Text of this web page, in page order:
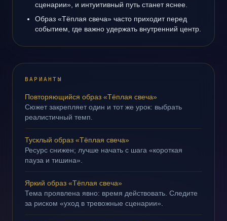
сценарии», и интуитивный путь станет яснее.
Образ «Тёплая свеча» часто приходит перед
событием, где важно удержать внутренний центр.
ВАРИАНТЫ
Повторяющийся образ «Тёплая свеча»
Сюжет закрепляет один и тот же урок: выбрать
реалистичный темп.
Тусклый образ «Тёплая свеча»
Ресурс снижен; лучше начать с шага «короткая
пауза и тишина».
Яркий образ «Тёплая свеча»
Тема проявлена явно: время действовать. Следите
за риском «уход в тревожные сценарии».